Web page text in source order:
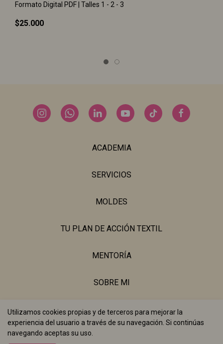
Formato Digital PDF | Talles 1 - 2 - 3
$25.000
ACADEMIA
SERVICIOS
MOLDES
TU PLAN DE ACCIÓN TEXTIL
MENTORÍA
SOBRE MI
BLOG
Utilizamos cookies propias y de terceros para mejorar la
experiencia del usuario a través de su navegación. Si continúas
navegando aceptas su uso.